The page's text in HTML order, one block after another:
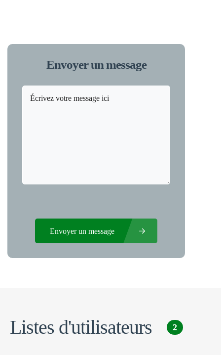
Envoyer un message
Envoyer un message
Listes d'utilisateurs 2